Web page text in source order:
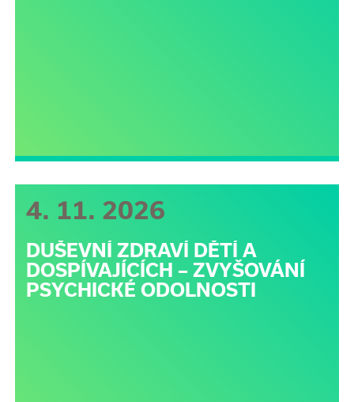
4. 11. 2026
DUŠEVNÍ ZDRAVÍ DĚTÍ A
DOSPÍVAJÍCÍCH – ZVYŠOVÁNÍ
PSYCHICKÉ ODOLNOSTI